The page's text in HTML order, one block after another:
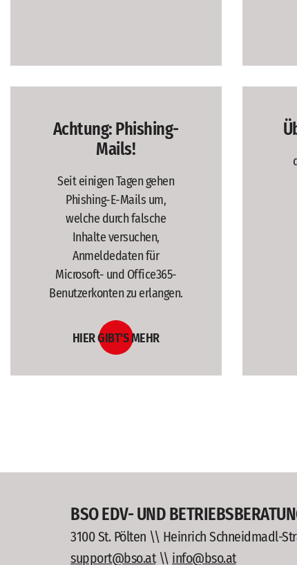
Achtung: Phishing-
Mails!
Seit einigen Tagen gehen
Phishing-E-Mails um,
welche durch falsche
Inhalte versuchen,
Anmeldedaten für
Microsoft- und Office365-
Benutzerkonten zu erlangen.
HIER GIBT'S MEHR
BSO EDV- UND
3100 St. Pölten \\ Heinrich Schneidmadl-
support@bso.at\\ info@bso.at